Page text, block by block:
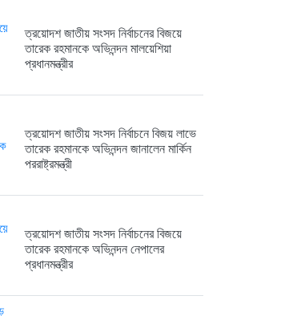
ত্রয়োদশ জাতীয় সংসদ নির্বাচনের বিজয়ে
তারেক রহমানকে অভিনন্দন মালয়েশিয়া
প্রধানমন্ত্রীর
ত্রয়োদশ জাতীয় সংসদ নির্বাচনে বিজয় লাভে
তারেক রহমানকে অভিনন্দন জানালেন মার্কিন
পররাষ্ট্রমন্ত্রী
ত্রয়োদশ জাতীয় সংসদ নির্বাচনের বিজয়ে
তারেক রহমানকে অভিনন্দন নেপালের
প্রধানমন্ত্রীর